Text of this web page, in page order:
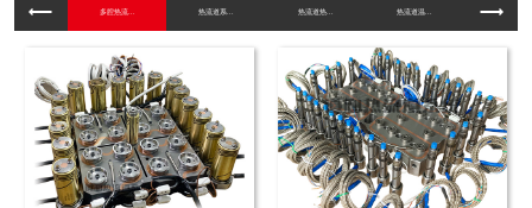
多腔热流... 热流道系... 热流道热... 热流道温... 工程塑料...